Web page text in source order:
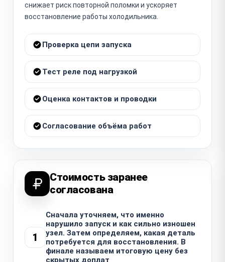
снижает риск повторной поломки и ускоряет
восстановление работы холодильника.
Проверка цепи запуска
Тест реле под нагрузкой
Оценка контактов и проводки
Согласование объёма работ
Стоимость заранее
согласована
1
Сначала уточняем, что именно
нарушило запуск и как сильно изношен
узел. Затем определяем, какая деталь
потребуется для восстановления. В
финале называем итоговую цену без
скрытых доплат